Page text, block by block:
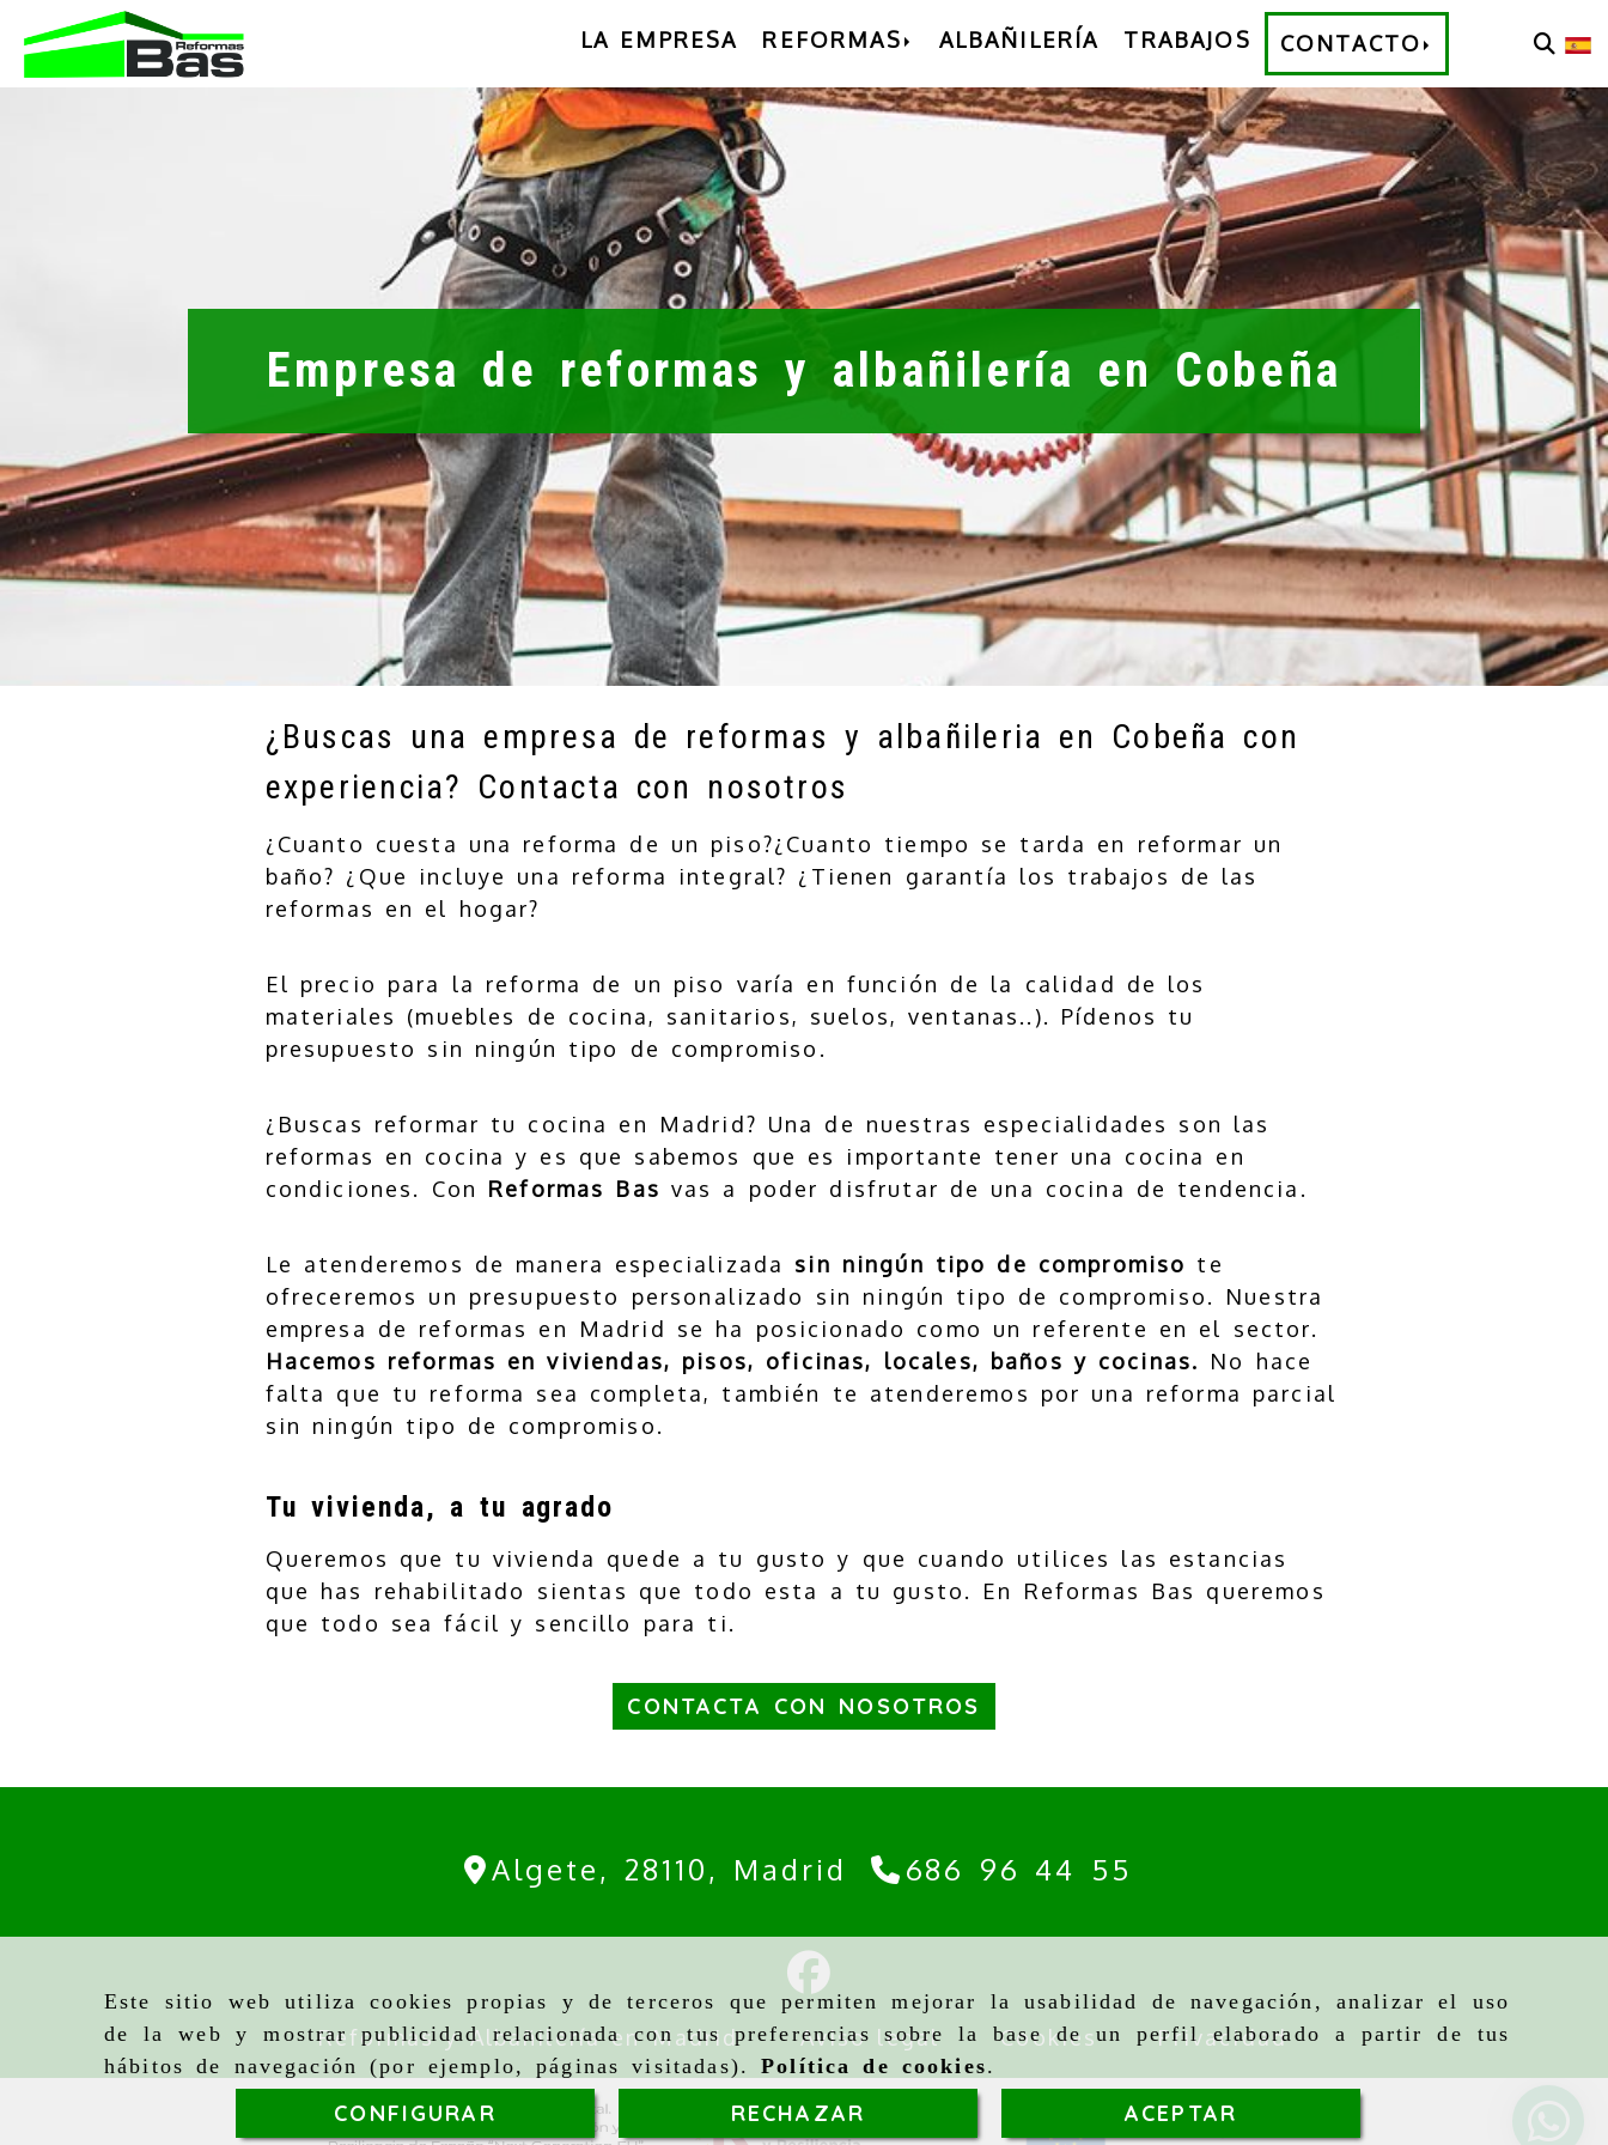
Este sitio web utiliza cookies propias y de terceros que permiten mejorar la usabilidad de navegación, analizar el uso
de la web y mostrar publicidad relacionada con tus preferencias sobre la base de un perfil elaborado a partir de tus
hábitos de navegación (por ejemplo, páginas visitadas).Política de cookies.
CONFIGURAR RECHAZAR ACEPTAR
LA EMPRESA REFORMAS ALBAÑILERÍA TRABAJOS CONTACTO
Empresa de reformas y albañilería en Cobeña
¿Buscas una empresa de reformas y albañileria en Cobeña con
experiencia? Contacta con nosotros
¿Cuanto cuesta una reforma de un piso?¿Cuanto tiempo se tarda en reformar un
baño? ¿Que incluye una reforma integral? ¿Tienen garantía los trabajos de las
reformas en el hogar?
El precio para la reforma de un piso varía en función de la calidad de los
materiales (muebles de cocina, sanitarios, suelos, ventanas..). Pídenos tu
presupuesto sin ningún tipo de compromiso.
¿Buscas reformar tu cocina en Madrid? Una de nuestras especialidades son las
reformas en cocina y es que sabemos que es importante tener una cocina en
condiciones. Con Reformas Bas vas a poder disfrutar de una cocina de tendencia.
Le atenderemos de manera especializada sin ningún tipo de compromiso te
ofreceremos un presupuesto personalizado sin ningún tipo de compromiso. Nuestra
empresa de reformas en Madrid se ha posicionado como un referente en el sector.
Hacemos reformas en viviendas, pisos, oficinas, locales, baños y cocinas. No hace
falta que tu reforma sea completa, también te atenderemos por una reforma parcial
sin ningún tipo de compromiso.
Tu vivienda, a tu agrado
Queremos que tu vivienda quede a tu gusto y que cuando utilices las estancias
que has rehabilitado sientas que todo esta a tu gusto. En Reformas Bas queremos
que todo sea fácil y sencillo para ti.
CONTACTA CON NOSOTROS
Algete,28110, Madrid 686 96 44 55
Reformas y Albañilería en Madrid Aviso legal Cookies Privacidad